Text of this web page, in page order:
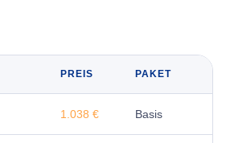
PREIS PAKET
1.038 € Basis